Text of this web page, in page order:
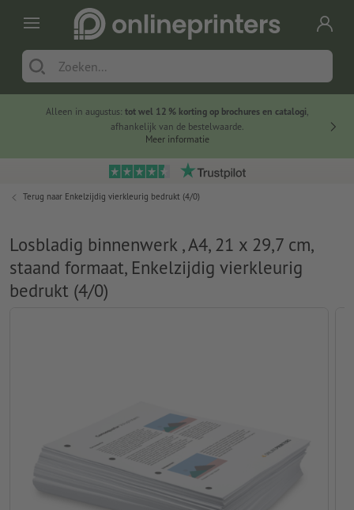
Alleen in augustus: tot wel 12 % korting op brochures en catalogi,
afhankelijk van de bestelwaarde.
Meer informatie
Terug naar Enkelzijdig vierkleurig bedrukt (4/0)
Losbladig binnenwerk , A4, 21 x 29,7 cm,
staand formaat, Enkelzijdig vierkleurig
bedrukt (4/0)